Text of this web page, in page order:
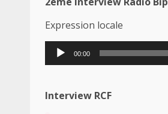
Expression locale
Lecteur
audio
00:00
Interview RCF